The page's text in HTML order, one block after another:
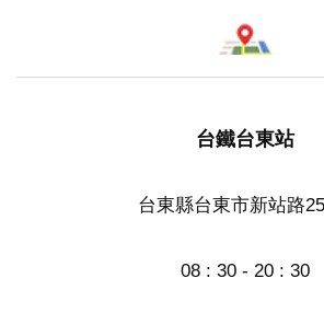
台鐵台東站
台東縣台東市新站路
08 : 30 - 20 : 30